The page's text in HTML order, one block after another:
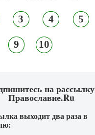
3 4 5
9 10
на рассылку
Православие.Ru
выходит два раза в